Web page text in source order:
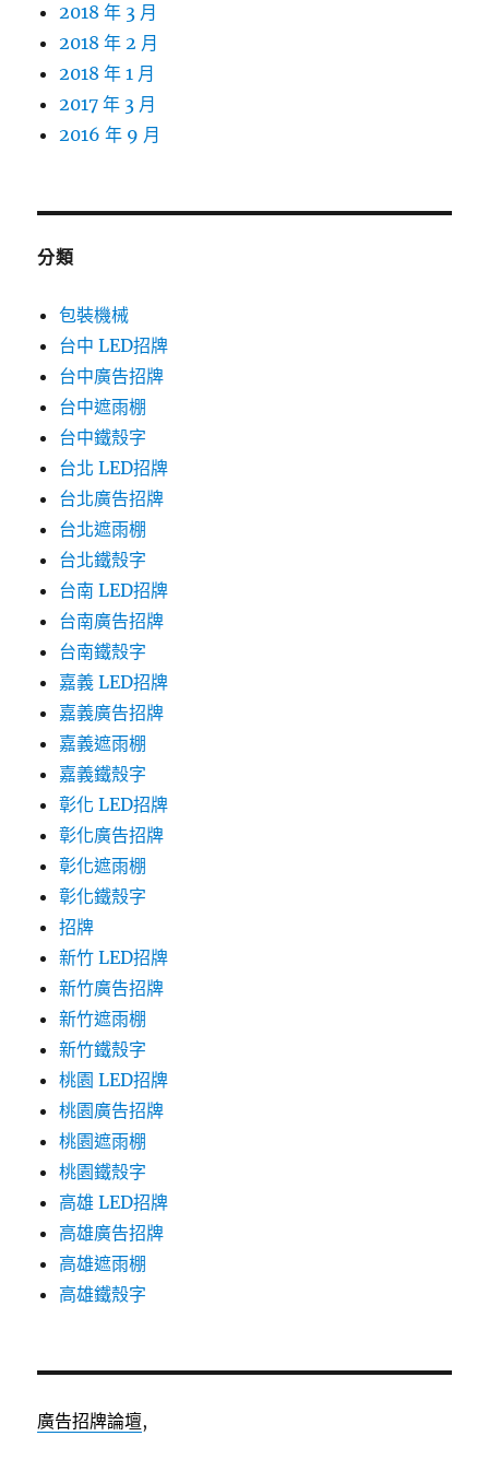
2018 年 3 月
2018 年 2 月
2018 年 1 月
2017 年 3 月
2016 年 9 月
分類
包裝機械
台中 LED招牌
台中廣告招牌
台中遮雨棚
台中鐵殼字
台北 LED招牌
台北廣告招牌
台北遮雨棚
台北鐵殼字
台南 LED招牌
台南廣告招牌
台南鐵殼字
嘉義 LED招牌
嘉義廣告招牌
嘉義遮雨棚
嘉義鐵殼字
彰化 LED招牌
彰化廣告招牌
彰化遮雨棚
彰化鐵殼字
招牌
新竹 LED招牌
新竹廣告招牌
新竹遮雨棚
新竹鐵殼字
桃園 LED招牌
桃園廣告招牌
桃園遮雨棚
桃園鐵殼字
高雄 LED招牌
高雄廣告招牌
高雄遮雨棚
高雄鐵殼字
廣告招牌論壇,